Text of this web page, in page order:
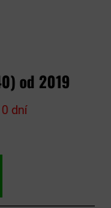
od 2019
dní